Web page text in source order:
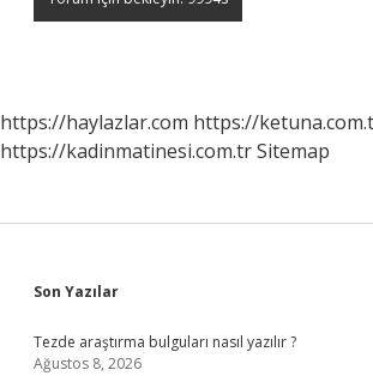
https://haylazlar.com https://
https://kadinmatinesi.com.trSitemap
Sidebar
Son Yazılar
Tezde araştırma bulguları nasıl yazılır ?
Ağustos 8, 2026